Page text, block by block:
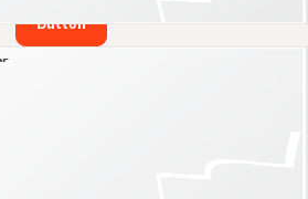
Button
Banner header